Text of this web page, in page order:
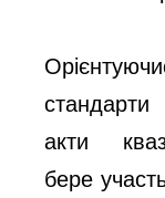
акти
бере